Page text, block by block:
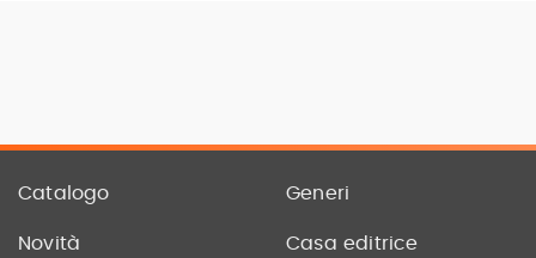
Catalogo Generi
Novità Casa editrice